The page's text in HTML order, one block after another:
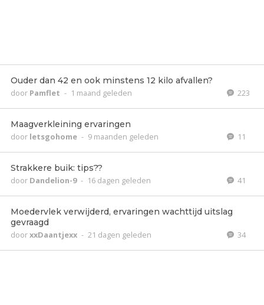
Ouder dan 42 en ook minstens 12 kilo afvallen?
door Pamflet - 1 maand geleden 223
Maagverkleining ervaringen
door letsgohome - 9 maanden geleden 11
Strakkere buik: tips??
door Dandelion-9 - 16 dagen geleden 41
Moedervlek verwijderd, ervaringen wachttijd uitslag
gevraagd
doorxxDaantjexx - 21 dagen geleden 34